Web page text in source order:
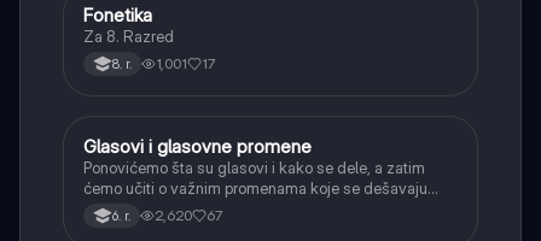
Srpski jezik
Fonetika
Za 8. Razred
8. r. 1,001 17
Srpski jezik
Glasovi i glasovne promene
Ponovićemo šta su glasovi i kako se dele, a zatim
ćemo učiti o važnim promenama koje se dešavaju
kada se glasovi nađu jedan pored drugog u rečima
(npr. jednačenje suglasnika po zvučnosti i mestu
6. r. 2,620 67